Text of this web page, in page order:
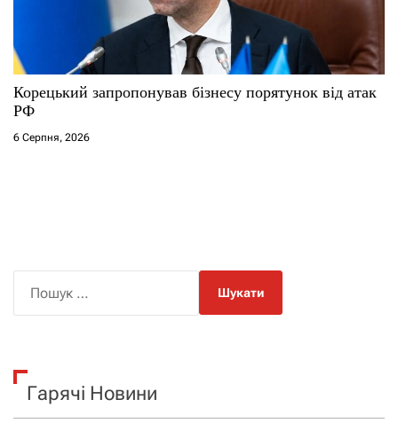
Корецький запропонував бізнесу порятунок від атак
РФ
6 Серпня, 2026
к
Гарячі Новини